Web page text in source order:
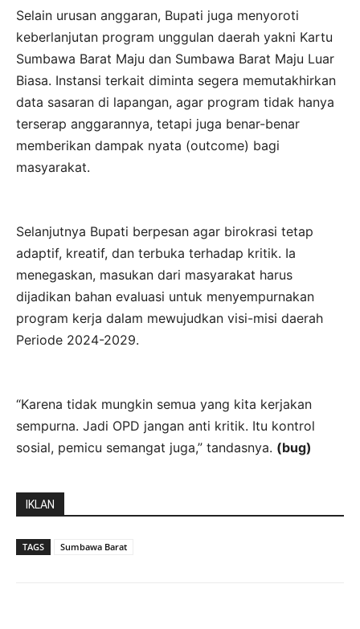
Selain urusan anggaran, Bupati juga menyoroti
keberlanjutan program unggulan daerah yakni Kartu
Sumbawa Barat Maju dan Sumbawa Barat Maju Luar
Biasa. Instansi terkait diminta segera memutakhirkan
data sasaran di lapangan, agar program tidak hanya
terserap anggarannya, tetapi juga benar-benar
memberikan dampak nyata (outcome) bagi
masyarakat.
Selanjutnya Bupati berpesan agar birokrasi tetap
adaptif, kreatif, dan terbuka terhadap kritik. Ia
menegaskan, masukan dari masyarakat harus
dijadikan bahan evaluasi untuk menyempurnakan
program kerja dalam mewujudkan visi-misi daerah
Periode 2024-2029.
“Karena tidak mungkin semua yang kita kerjakan
sempurna. Jadi OPD jangan anti kritik. Itu kontrol
sosial, pemicu semangat juga,” tandasnya. (bug)
IKLAN
TAGS Sumbawa Barat